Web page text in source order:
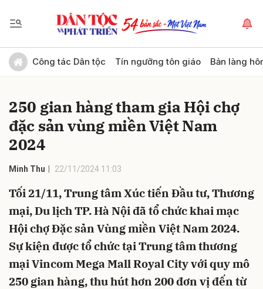
Công tác Dân tộc Tín ngưỡng tôn giáo Bản làng
250 gian hàng tham gia Hội chợ
đặc sản vùng miền Việt Nam
2024
Minh Thu 22/11/2024 11:03
Tối 21/11, Trung tâm Xúc tiến Đầu tư, Thương
mại, Du lịch TP. Hà Nội đã tổ chức khai mạc
Hội chợ Đặc sản Vùng miền Việt Nam 2024.
Sự kiện được tổ chức tại Trung tâm thương
mại Vincom Mega Mall Royal City với quy mô
250 gian hàng, thu hút hơn 200 đơn vị đến từ
Gửi bình luận